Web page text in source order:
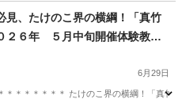
見、たけのこ界の横綱！「真竹
２６年 ５月中旬開催体験教室
6月29日
＊＊＊＊＊＊＊ たけのこ界の横綱！「真